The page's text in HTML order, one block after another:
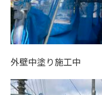
外壁中塗り施工中